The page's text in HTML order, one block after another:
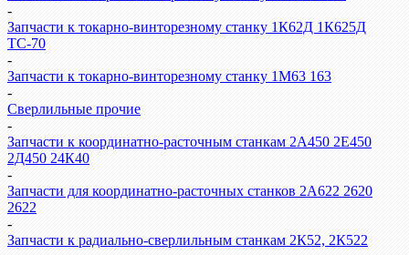
-
Запчасти к токарно-винторезному станку 1К62Д 1К625Д
ТС-70
-
Запчасти к токарно-винторезному станку 1М63 163
-
Сверлильные прочие
-
Запчасти к координатно-расточным станкам 2А450 2Е450
2Д450 24К40
-
Запчасти для координатно-расточных станков 2А622 2620
2622
-
Запчасти к радиально-сверлильным станкам 2К52, 2К522